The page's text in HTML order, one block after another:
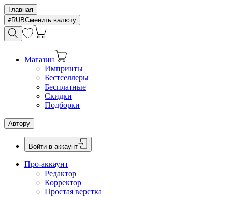
Главная
RUBСменить валюту
Магазин
Импринты
Бестселлеры
Бесплатные
Скидки
Подборки
Автору
Войти в аккаунт
Про-аккаунт
Редактор
Корректор
Простая верстка